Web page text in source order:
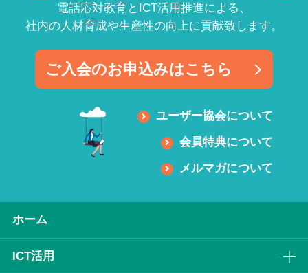
電話応対教育とICT活用推進による、
社内の人材育成や生産性の向上に貢献致します。
ご入会のお申込みはこちら
ユーザー協会について
会員特典について
メルマガについて
ホーム
ICT活⽤